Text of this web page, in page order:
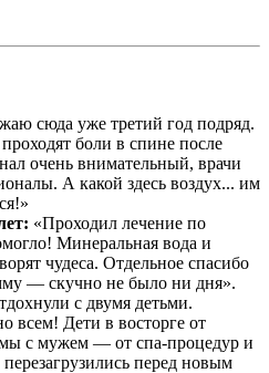
сюда уже третий год подряд.
боли в спине после
очень внимательный, врачи
А какой здесь воздух... им
«Проходил лечение по
Минеральная вода и
чудеса. Отдельное спасибо
— скучно не было ни дня».
с двумя детьми.
всем! Дети в восторге от
с мужем — от спа-процедур и
перед новым